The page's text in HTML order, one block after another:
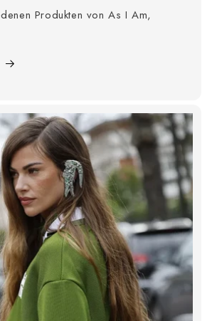
Produkten von As I Am,